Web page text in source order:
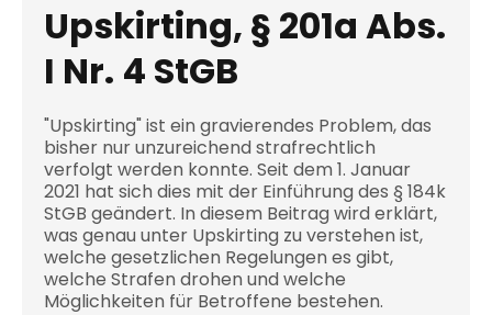
Upskirting, § 201a Abs.
I Nr. 4 StGB
"Upskirting" ist ein gravierendes Problem, das
bisher nur unzureichend strafrechtlich
verfolgt werden konnte. Seit dem 1. Januar
2021 hat sich dies mit der Einführung des § 184k
StGB geändert. In diesem Beitrag wird erklärt,
was genau unter Upskirting zu verstehen ist,
welche gesetzlichen Regelungen es gibt,
welche Strafen drohen und welche
Möglichkeiten für Betroffene bestehen.